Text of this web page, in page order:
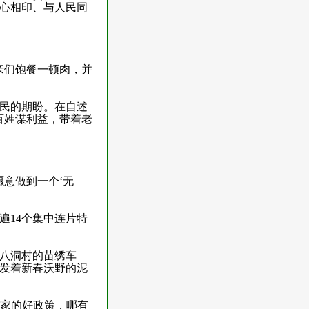
相印、与人民同
饱餐一顿肉，并
的期盼。在自述
姓谋利益，带着老
做到一个‘无
14个集中连片特
洞村的苗绣车
着新春沃野的泥
的好政策，哪有